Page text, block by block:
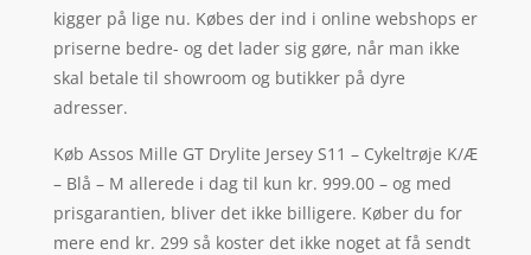
kigger på lige nu. Købes der ind i online webshops er
priserne bedre- og det lader sig gøre, når man ikke
skal betale til showroom og butikker på dyre
adresser.
Køb Assos Mille GT Drylite Jersey S11 – Cykeltrøje K/Æ
– Blå – M allerede i dag til kun kr. 999.00 – og med
prisgarantien, bliver det ikke billigere. Køber du for
mere end kr. 299 så koster det ikke noget at få sendt